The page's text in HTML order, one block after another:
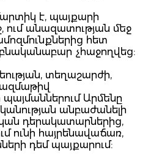
է, պայքարի
ում անազատության մեջ
հետ
չհաջողվեց:
տեղաշարժի,
Արմենը
անբաժանելի
դերակատարներից,
ունի հայրենավաճառ,
դեմ պայքարում: